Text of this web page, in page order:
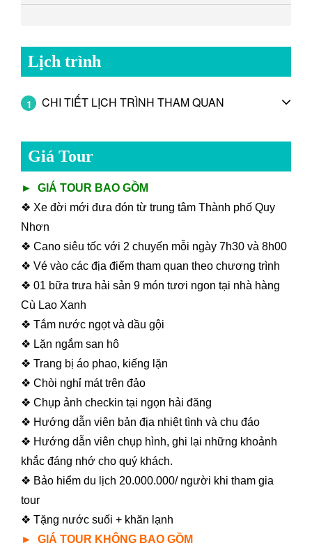
Lịch trình
1 CHI TIẾT LỊCH TRÌNH THAM QUAN
Giá Tour
►
GIÁ TOUR BAO GỒM
❖ Xe đời mới đưa đón từ trung tâm Thành phố Quy
Nhơn
❖ Cano siêu tốc với 2 chuyến mỗi ngày 7h30 và 8h00
❖ Vé vào các địa điểm tham quan theo chương trình
❖ 01 bữa trưa hải sản 9 món tươi ngon tại nhà hàng
Cù Lao Xanh
❖ Tắm nước ngọt và dầu gội
❖ Lặn ngắm san hô
❖ Trang bị áo phao, kiếng lặn
❖ Chòi nghỉ mát trên đảo
❖ Chụp ảnh checkin tại ngọn hải đăng
❖ Hướng dẫn viên bản địa nhiệt tình và chu đáo
❖ Hướng dẫn viên chụp hình, ghi lại những khoảnh
khắc đáng nhớ cho quý khách.
❖ Bảo hiểm du lịch 20.000.000/ người khi tham gia
tour
❖ Tặng nước suối + khăn lạnh
►
GIÁ TOUR KHÔNG BAO GỒM